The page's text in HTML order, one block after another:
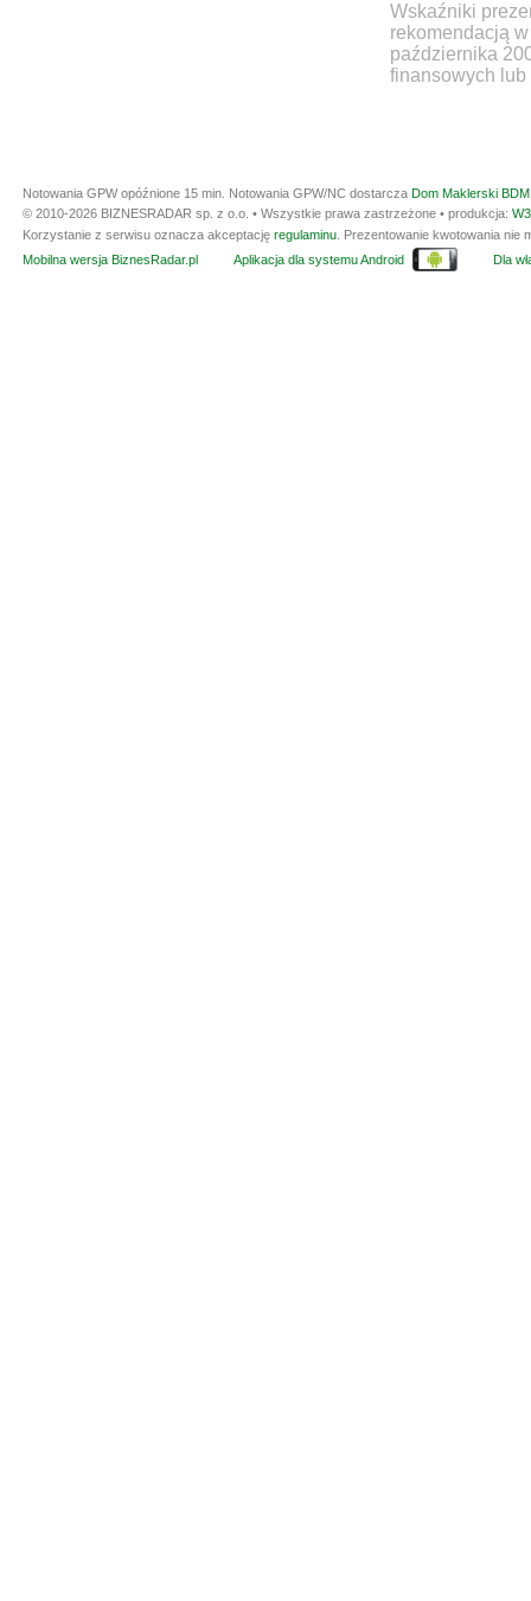
Wskaźniki
rekomendacją
października
finansowych lub
Notowania GPW opóźnione 15 min. Notowania GPW/NC dostarcza Dom Maklerski
© 2010-2026 BIZNESRADAR sp. z o.o. • Wszystkie prawa zastrzeżone • produkcja:
Korzystanie z serwisu oznacza akceptację regulaminu . Prezentowanie kwotowania
Mobilna wersja BiznesRadar.pl
Aplikacja dla systemu Android Dla